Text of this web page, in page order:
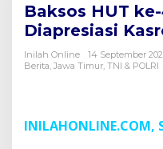
ke-
42
FKPPI,
Kasrem
Baksos HUT
Diapresiasi
Inilah Online
14 September
Berita Jawa Timur TNI & POLRI
INILAHONLINE.COM,